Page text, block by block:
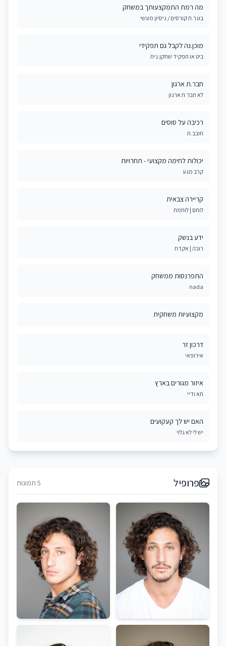
מה רמת התמקצעותך במשחק
בוגר.ת קורסים / ניסיון מעשי
מוכן.נה לקבל גם תפקידי
ביט או תפקיד שחקן.נית
חבר.ת ארגון
לא חבר.ת ארגון
רכיבה על סוסים
חובב.ת
יכולות לחימה מקצועי - תחרויות
קרב מגע
קריירה צבאית
לוחם | לוחמת
ידע בנשק
רובה | אקדח
התפרנסות ממשחק
nada
מקצועיות משחקית
דרכון זר
אירופאי
איזור מגורים בארץ
תא ודיי
האם יש לך קעקועים
יש לי לא גלוי
פרופיל 5 תמונות